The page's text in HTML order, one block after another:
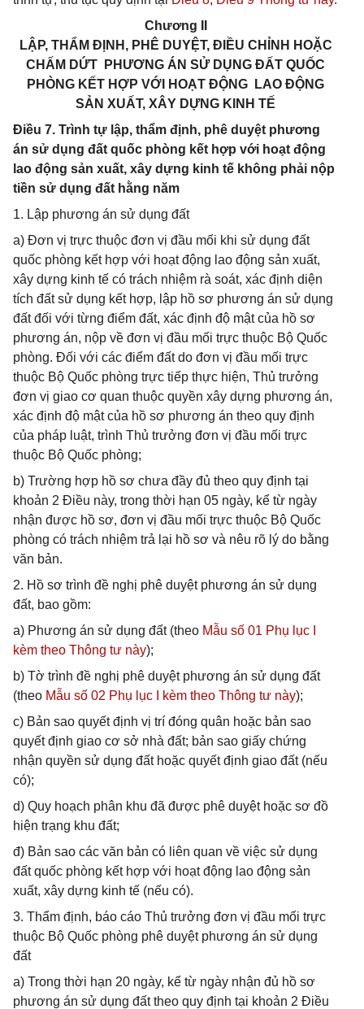
Chương II
LẬP, THẨM ĐỊNH, PHÊ DUYỆT, ĐIỀU CHỈNH HOẶC
CHẤM DỨT PHƯƠNG ÁN SỬ DỤNG ĐẤT QUỐC
PHÒNG KẾT HỢP VỚI HOẠT ĐỘNG LAO ĐỘNG
SẢN XUẤT, XÂY DỰNG KINH TẾ
Điều 7. Trình tự lập, thẩm định, phê duyệt phương
án sử dụng đất quốc phòng kết hợp với hoạt động
lao động sản xuất, xây dựng kinh tế không phải nộp
tiền sử dụng đất hằng năm
1. Lập phương án sử dụng đất
a) Đơn vị trực thuộc đơn vị đầu mối khi sử dụng đất
quốc phòng kết hợp với hoạt động lao động sản xuất,
xây dựng kinh tế có trách nhiệm rà soát, xác định diện
tích đất sử dụng kết hợp, lập hồ sơ phương án sử dụng
đất đối với từng điểm đất, xác định độ mật của hồ sơ
phương án, nộp về đơn vị đầu mối trực thuộc Bộ Quốc
phòng. Đối với các điểm đất do đơn vị đầu mối trực
thuộc Bộ Quốc phòng trực tiếp thực hiện, Thủ trưởng
đơn vị giao cơ quan thuộc quyền xây dựng phương án,
xác định độ mật của hồ sơ phương án theo quy định
của pháp luật, trình Thủ trưởng đơn vị đầu mối trực
thuộc Bộ Quốc phòng;
b) Trường hợp hồ sơ chưa đầy đủ theo quy định tại
khoản 2 Điều này, trong thời hạn 05 ngày, kể từ ngày
nhận được hồ sơ, đơn vị đầu mối trực thuộc Bộ Quốc
phòng có trách nhiệm trả lại hồ sơ và nêu rõ lý do bằng
văn bản.
2. Hồ sơ trình đề nghị phê duyệt phương án sử dụng
đất, bao gồm:
a) Phương án sử dụng đất (theo Mẫu số 01 Phụ lục I
kèm theo Thông tư này);
b) Tờ trình đề nghị phê duyệt phương án sử dụng đất
(theo Mẫu số 02 Phụ lục I kèm theo Thông tư này);
c) Bản sao quyết định vị trí đóng quân hoặc bản sao
quyết định giao cơ sở nhà đất; bản sao giấy chứng
nhận quyền sử dụng đất hoặc quyết định giao đất (nếu
có);
d) Quy hoạch phân khu đã được phê duyệt hoặc sơ đồ
hiện trạng khu đất;
đ) Bản sao các văn bản có liên quan về việc sử dụng
đất quốc phòng kết hợp với hoạt động lao động sản
xuất, xây dựng kinh tế (nếu có).
3. Thẩm định, báo cáo Thủ trưởng đơn vị đầu mối trực
thuộc Bộ Quốc phòng phê duyệt phương án sử dụng
đất
a) Trong thời hạn 20 ngày, kể từ ngày nhận đủ hồ sơ
phương án sử dụng đất theo quy định tại khoản 2 Điều